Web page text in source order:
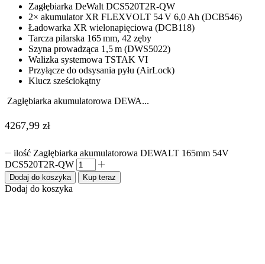
Zagłębiarka DeWalt DCS520T2R-QW
2× akumulator XR FLEXVOLT 54 V 6,0 Ah (DCB546)
Ładowarka XR wielonapięciowa (DCB118)
Tarcza pilarska 165 mm, 42 zęby
Szyna prowadząca 1,5 m (DWS5022)
Walizka systemowa TSTAK VI
Przyłącze do odsysania pyłu (AirLock)
Klucz sześciokątny
Zagłębiarka akumulatorowa DEWA...
4267,99 zł
ilość Zagłębiarka akumulatorowa DEWALT 165mm 54V
DCS520T2R-QW
Dodaj do koszyka Kup teraz
Dodaj do koszyka